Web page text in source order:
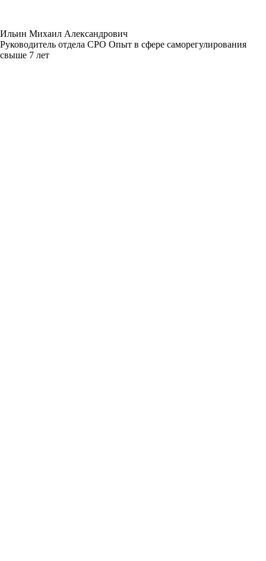
Ильин Михаил Александрович
Руководитель отдела СРО Опыт в сфере саморегулирования
свыше 7 лет